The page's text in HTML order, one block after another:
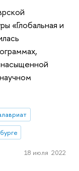
«Глобальная и
18 июля 2022